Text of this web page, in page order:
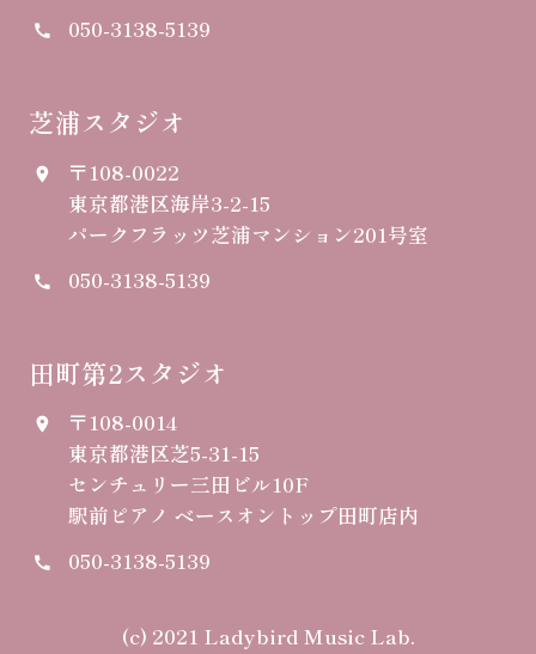
call 050-3138-5139
芝浦スタジオ
place
〒108-0022
東京都港区海岸3-2-15
パークフラッツ芝浦マンション201号室
call 050-3138-5139
田町第2スタジオ
place
〒108-0014
東京都港区芝5-31-15
センチュリー三田ビル10F
駅前ピアノ ベースオントップ田町店内
call 050-3138-5139
(c) 2021 Ladybird Music Lab.